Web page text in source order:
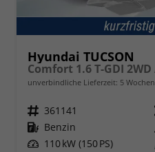
Hyundai TUCSON
unverbindliche Lieferzeit: 5 Wochen
Fahrzeugnr. 361141
Kraftstoff Benzin
Leistung 110 kW (150 PS)